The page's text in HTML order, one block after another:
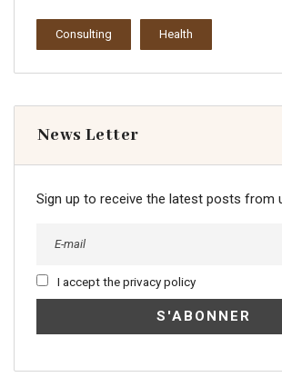
Consulting Health
News Letter
Sign up to receive the latest posts from
I accept the privacy policy